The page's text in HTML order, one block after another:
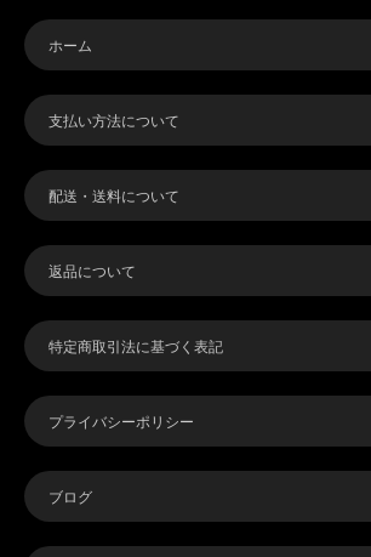
ホーム
支払い方法について
配送・送料について
返品について
特定商取引法に基づく表記
プライバシーポリシー
ブログ